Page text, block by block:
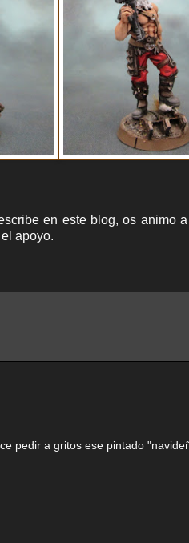
en este blog, os animo
apoyo.
pedir a gritos ese pintado